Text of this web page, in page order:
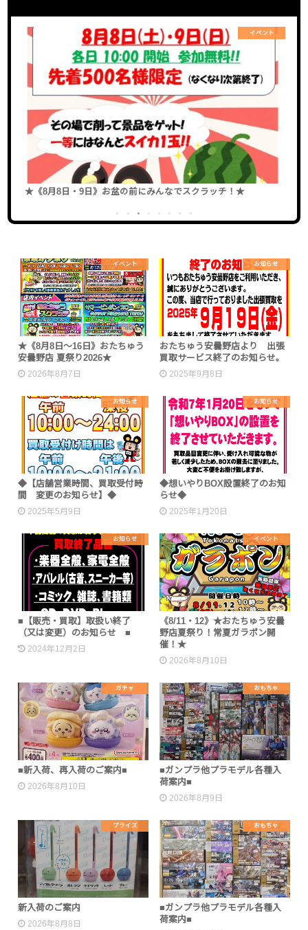
イベント
★《8月8日・9日》お盆の前にみんなでスクラッチ！★
1 2 3 4 5 6 7 8
イベント
★《8月8日～16日》おたちゅう
安曇野店 夏祭り2026★
2026年8月7日
お知らせ
おたちゅう安曇野店より 出張
買取サービス終了のお知らせ。
2025年9月8日
お知らせ
◆【店舗営業時間、買取受付時
間 変更のお知らせ】◆
2025年5月9日
お知らせ
◆想いやりBOX設置終了のお知
らせ◆
2025年1月20日
お知らせ
■【販売・買取】取扱い終了
（又は変更）のお知らせ ■
2024年12月2日
イベント
《8/11・12》★おたちゅう安曇
野店夏祭り！常夏ガラポン開
催！★
2026年8月10日
ガチャ
■新入荷、再入荷のご案内■
2026年8月10日
おもちゃ
■ガンプラ他プラモデル各種入
荷案内■
2026年8月9日
プライズ
新入荷のご案内
2026年8月8日
おもちゃ
■ガンプラ他プラモデル各種入
荷案内■